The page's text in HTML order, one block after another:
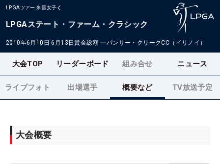
LPGAツアー 米国女子
LPGAステート・ファーム・クラシック
2010年6月10日-6月13日賞金総額 ―パンサー・クリークCC（イリノイ）
大会TOP リーダーボード 組み合せ ニュース
ライブフォト 出場選手 概要など TV放送予定
大会概要